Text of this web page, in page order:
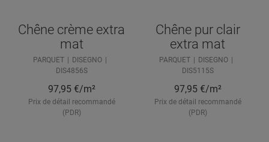
Chêne crème extra
mat
PARQUET
DISEGNO
DIS4856S
97,95 €/m²
Prix de détail recommandé
(PDR)
Chêne pur clair
extra mat
PARQUET
DISEGNO
DIS5115S
97,95 €/m²
Prix de détail recommandé
(PDR)